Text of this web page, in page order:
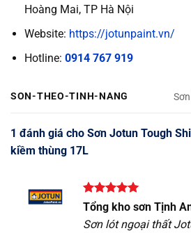
Hoàng Mai, TP Hà Nội
Website: https://jotunpaint.vn/
Hotline: 0914 767 919
SON-THEO-TINH-NANG
1 đánh giá cho Sơn Jotun Tough
kiềm thùng 17L
Được xếp
hạng
sao
Tổng kho sơn Tịnh
Sơn lót ngoại thất